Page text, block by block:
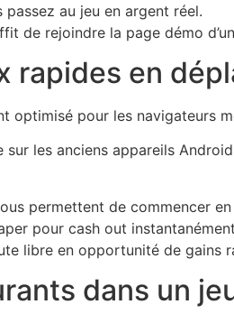
au jeu en argent réel.
de rejoindre la page démo
rapides en
optimisé pour les navigateurs
les anciens appareils
permettent de commencer
pour cash out
libre en opportunité de gains
dans un